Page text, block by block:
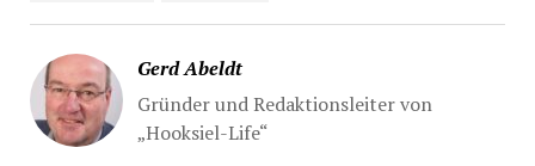
Gerd Abeldt
Gründer und Redaktionsleiter von
„Hooksiel-Life“